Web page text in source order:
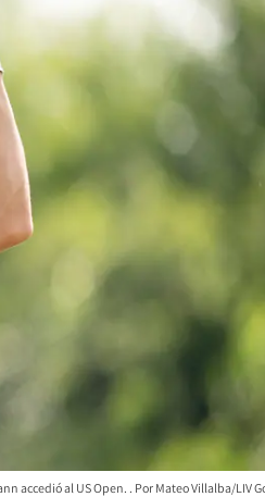
accedió al US Open. Mateo Villalba/LIV